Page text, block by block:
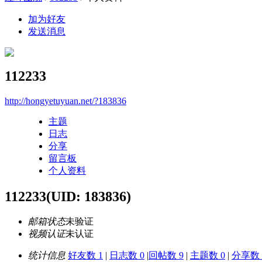
加为好友
发送消息
112233
http://hongyetuyuan.net/?183836
主题
日志
分享
留言板
个人资料
112233(UID: 183836)
邮箱状态未验证
视频认证未认证
统计信息 好友数 1 | 日志数 0 |回帖数 9 | 主题数 0 | 分享数